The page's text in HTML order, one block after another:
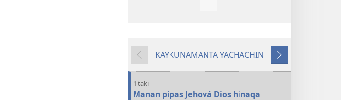
Kaypi
Diosman
Kutiy
KAYKUNAMANTA YACHACHIN
Qatimuq
1 taki
Manan pipas Jehová Dios hinaqa